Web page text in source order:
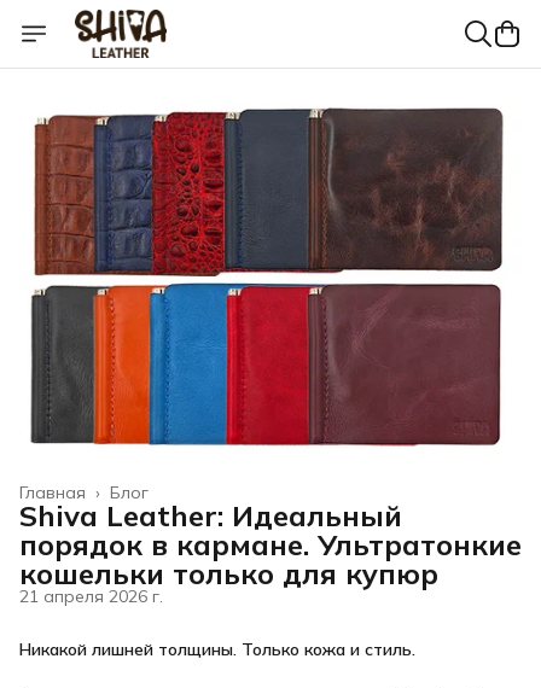
Блог
Главная ›
Shiva Leather: Идеальный
порядок в кармане. Ультратонкие
кошельки только для купюр
21 апреля 2026 г.
Никакой лишней толщины. Только кожа и стиль.